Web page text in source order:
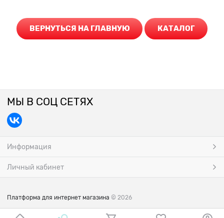
ВЕРНУТЬСЯ НА ГЛАВНУЮ КАТАЛОГ
МЫ В СОЦ СЕТЯХ
Информация
Личный кабинет
Платформа для интернет магазина © 2026